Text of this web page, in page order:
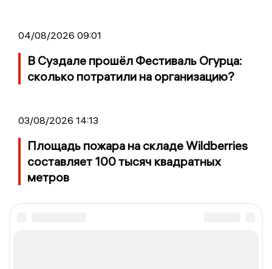
04/08/2026 09:01
В Суздале прошёл Фестиваль Огурца:
сколько потратили на организацию?
03/08/2026 14:13
Площадь пожара на складе Wildberries
составляет 100 тысяч квадратных
метров